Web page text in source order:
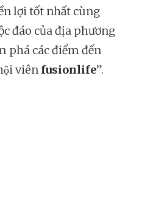
lợi tốt nhất cùng
đáo của địa phương
phá các điểm đến
viên fusionlife”.